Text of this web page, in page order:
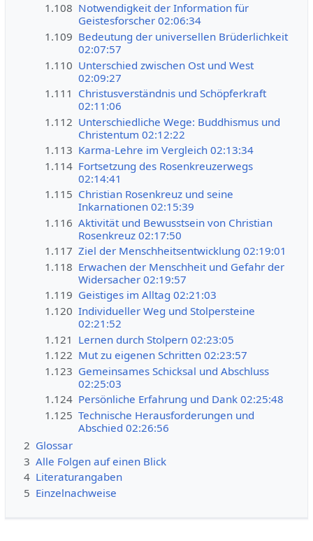
1.108 Notwendigkeit der Information für
Geistesforscher 02:06:34
1.109 Bedeutung der universellen Brüderlichkeit
02:07:57
1.110 Unterschied zwischen Ost und West
02:09:27
1.111 Christusverständnis und Schöpferkraft
02:11:06
1.112 Unterschiedliche Wege: Buddhismus und
Christentum 02:12:22
1.113 Karma-Lehre im Vergleich 02:13:34
1.114 Fortsetzung des Rosenkreuzerwegs
02:14:41
1.115 Christian Rosenkreuz und seine
Inkarnationen 02:15:39
1.116 Aktivität und Bewusstsein von Christian
Rosenkreuz 02:17:50
1.117 Ziel der Menschheitsentwicklung 02:19:01
1.118 Erwachen der Menschheit und Gefahr der
Widersacher 02:19:57
1.119 Geistiges im Alltag 02:21:03
1.120 Individueller Weg und Stolpersteine
02:21:52
1.121 Lernen durch Stolpern 02:23:05
1.122 Mut zu eigenen Schritten 02:23:57
1.123 Gemeinsames Schicksal und Abschluss
02:25:03
1.124 Persönliche Erfahrung und Dank 02:25:48
1.125 Technische Herausforderungen und
Abschied 02:26:56
2 Glossar
3 Alle Folgen auf einen Blick
4 Literaturangaben
5 Einzelnachweise